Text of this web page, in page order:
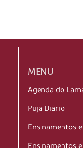
MENU
Agenda do
Puja Diário
Ensinamentos